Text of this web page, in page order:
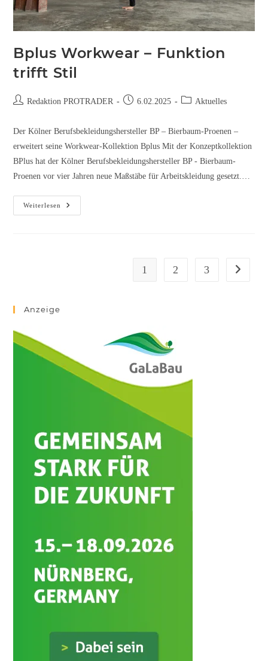
Bplus Workwear – Funktion
trifft Stil
Redaktion PROTRADER 6.02.2025 Aktuelles
Der Kölner Berufsbekleidungshersteller BP – Bierbaum-Proenen –
erweitert seine Workwear-Kollektion Bplus Mit der Konzeptkollektion
BPlus hat der Kölner Berufsbekleidungshersteller BP - Bierbaum-
Proenen vor vier Jahren neue Maßstäbe für Arbeitskleidung gesetzt.…
Weiterlesen
1 2 3
Anzeige